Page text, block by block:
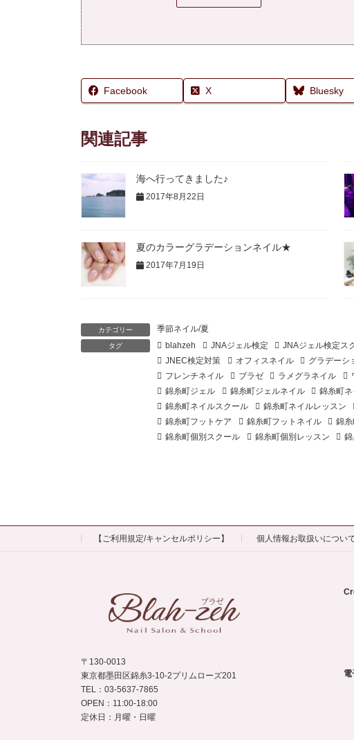
Facebook X Bluesky
関連記事
海へ行ってきました♪
2017年8月22日
夏のカラーグラデーションネイル★
2017年7月19日
カテゴリー 季節ネイル/夏
タグ blahzeh JNAジェル検定 JNAジェル検定ス
JNEC検定対策
オフィスネイル グラデーシ
フレンチネイル
ブラゼ ラメグラネイル
錦糸町ジェル
錦糸町ジェルネイル 錦糸町
錦糸町ネイルスクール
錦糸町ネイルレッスン
錦糸町フットケア
錦糸町フットネイル 錦
錦糸町個別スクール
錦糸町個別レッスン
【ご利用規定/キャンセルポリシー】 個人情報お取扱いについ
〒130-0013
東京都墨田区錦糸3-10-2プリムローズ201
TEL：03-5637-7865
OPEN：11:00-18:00
定休日：月曜・日曜
電